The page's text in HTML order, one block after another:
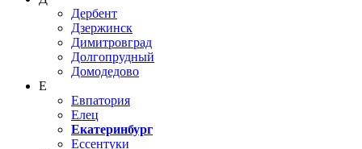
Дербент
Дзержинск
Димитровград
Долгопрудный
Домодедово
Е
Евпатория
Елец
Екатеринбург
Ессентуки